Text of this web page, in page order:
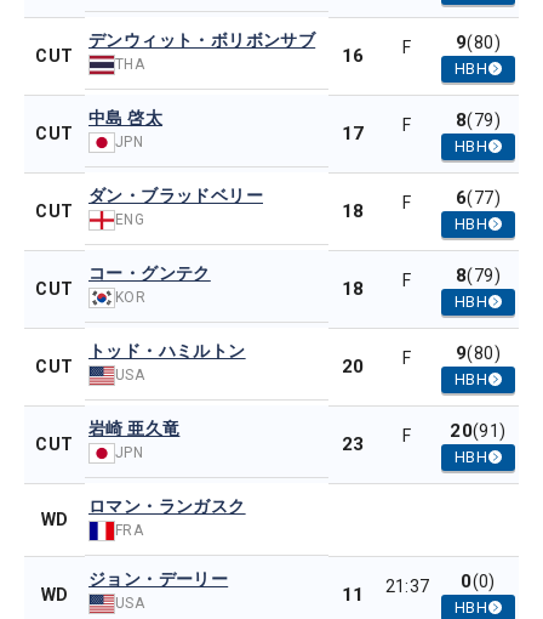
CUT
デンウィット・ボリボンサブ
THA 16 F 9(80)
HBH
CUT
中島 啓太
JPN 17 F 8(79)
HBH
CUT
ダン・ブラッドベリー
ENG 18 F 6(77)
HBH
CUT
コー・グンテク
KOR 18 F 8(79)
HBH
CUT
トッド・ハミルトン
USA 20 F 9(80)
HBH
CUT
岩崎 亜久竜
JPN 23 F 20(91)
HBH
WD
ロマン・ランガスク
FRA
WD
ジョン・デーリー
USA 11 21:37 0(0)
HBH